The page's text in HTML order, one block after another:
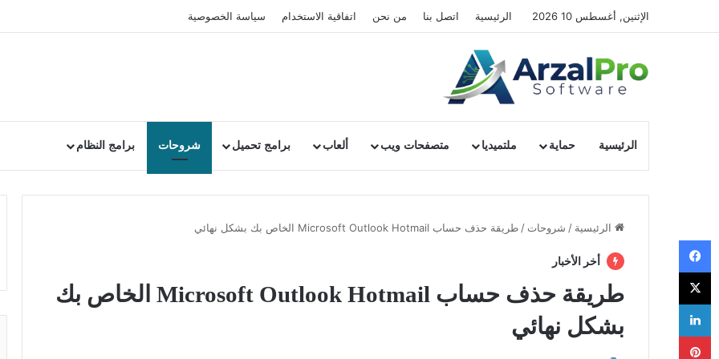
الإثنين, أغسطس 10 2026 الرئيسية اتصل بنا من نحن اتفاقية الاستخدام سياسة الخصوصية
الرئيسية حماية ملتميديا متصفحات ويب ألعاب برامج تحميل شروحات برامج النظام
الرئيسية / شروحات / طريقة حذف حساب Microsoft Outlook Hotmail الخاص بك بشكل نهائي
أخر الأخبار
طريقة حذف حساب Microsoft Outlook Hotmail الخاص بك
بشكل نهائي
فيسبوك
‫X
لينكدإن
بينتيريست